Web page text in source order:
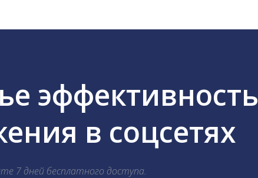
эффективность
в соцсетях
7 дней бесплатного доступа.